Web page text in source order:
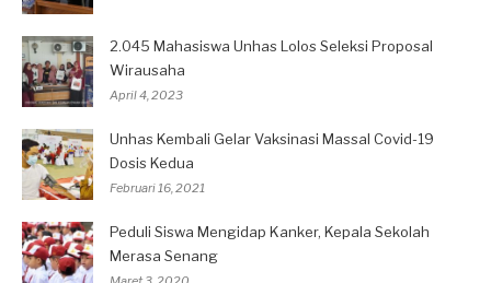
2.045 Mahasiswa Unhas Lolos Seleksi Proposal
Wirausaha
April 4, 2023
Unhas Kembali Gelar Vaksinasi Massal Covid-19
Dosis Kedua
Februari 16, 2021
Peduli Siswa Mengidap Kanker, Kepala Sekolah
Merasa Senang